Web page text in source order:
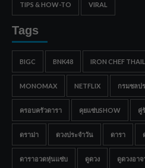
TIPS & HOW-TO VIRAL
Tags
BIGC BNK48 IRON CHEF
MONOMAX NETFLIX กรมชลป
ครอบครัวดารา คุยแซ่บSHOW คู่
ดราม่า ดวงประจำวัน ดารา
ดาราอวดหุ่นแซ่บ ดูดวง ดูดวงอาจ